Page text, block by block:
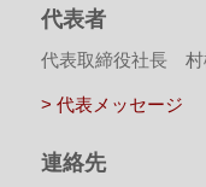
代表者
代表取締役社長 村
> 代表メッセージ
連絡先